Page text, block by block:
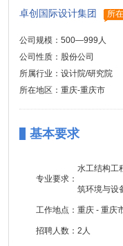
卓创国际设计集团 所
公司规模：500—999人
公司性质：股份公司
所属行业：设计院/研究院
所在地区：重庆-重庆市
基本要求
专业要求：
水工结构工
筑环境与设
工作地点： 重庆 - 重庆
招聘人数： 2人